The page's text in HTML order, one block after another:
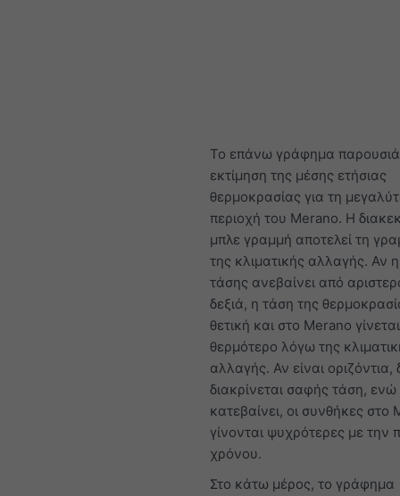
Το επάνω γράφημα
εκτίμηση της μέσης ετήσιας
θερμοκρασίας για τη
περιοχή του Merano. Η
μπλε γραμμή αποτελεί τη
της κλιματικής αλλαγής. Αν
τάσης ανεβαίνει από
δεξιά, η τάση της
θετική και στο Merano γίνεται
θερμότερο λόγω της
αλλαγής. Αν είναι οριζόντια,
διακρίνεται σαφής τάση,
κατεβαίνει, οι συνθήκες στο
γίνονται ψυχρότερες με την
χρόνου.
Στο κάτω μέρος, το γράφημα